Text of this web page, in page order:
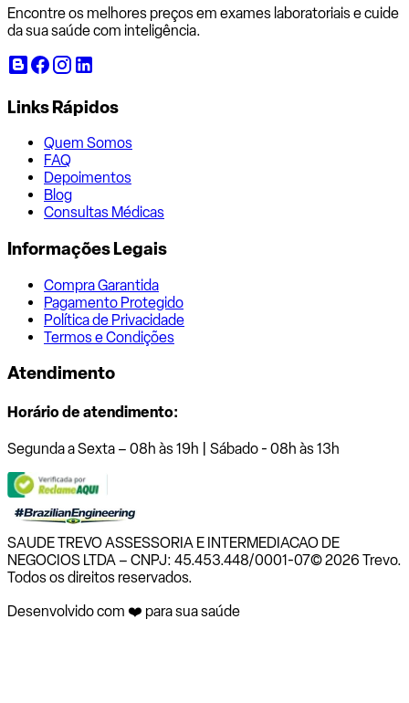
Encontre os melhores preços em exames laboratoriais e cuide
da sua saúde com inteligência.
Links Rápidos
Quem Somos
FAQ
Depoimentos
Blog
Consultas Médicas
Informações Legais
Compra Garantida
Pagamento Protegido
Política de Privacidade
Termos e Condições
Atendimento
Horário de atendimento:
Segunda a Sexta – 08h às 19h | Sábado - 08h às 13h
SAUDE TREVO ASSESSORIA E INTERMEDIACAO DE
NEGOCIOS LTDA – CNPJ: 45.453.448/0001-07© 2026 Trevo.
Todos os direitos reservados.
Desenvolvido com ❤️ para sua saúde